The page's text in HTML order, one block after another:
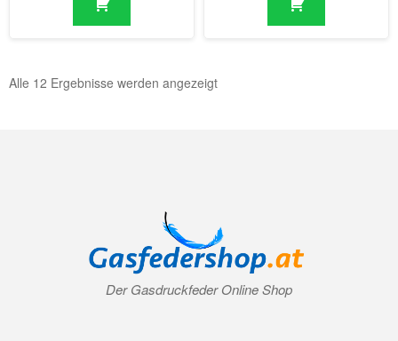
Alle 12 Ergebnisse werden angezeigt
Der Gasdruckfeder Online Shop